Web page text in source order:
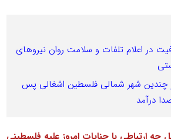
در اعلام تلفات و سلامت روان نیروهای
چندین شهر شمالی فلسطین اشغالی پس
درآمد